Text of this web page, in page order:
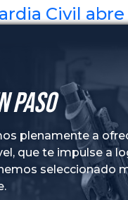
Civil abre
la Guardia
paso
plenamente a
que te impulse a
seleccionado